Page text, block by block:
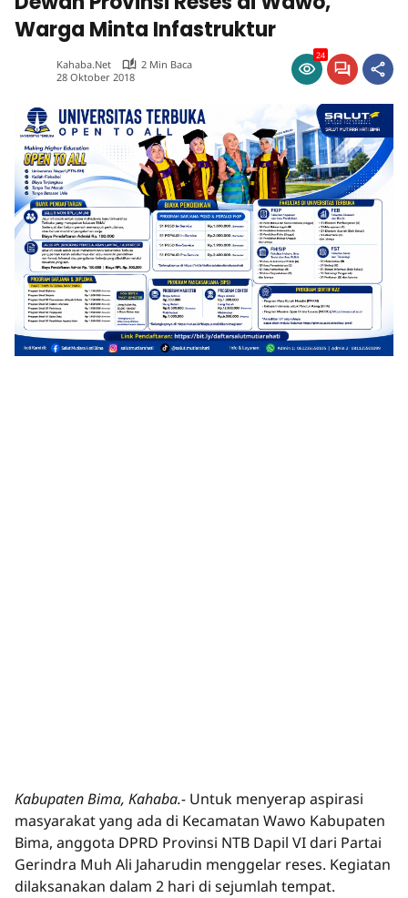
Warga Minta Infastruktur
Kahaba.net
2 Min Baca
28 Oktober 2018
24
Kabupaten Bima, Kahaba.- Untuk menyerap aspirasi
masyarakat yang ada di Kecamatan Wawo Kabupaten
Bima, anggota DPRD Provinsi NTB Dapil VI dari Partai
Gerindra Muh Ali Jaharudin menggelar reses. Kegiatan
dilaksanakan dalam 2 hari di sejumlah tempat.